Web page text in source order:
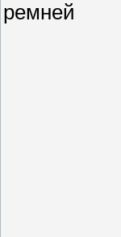
ремней